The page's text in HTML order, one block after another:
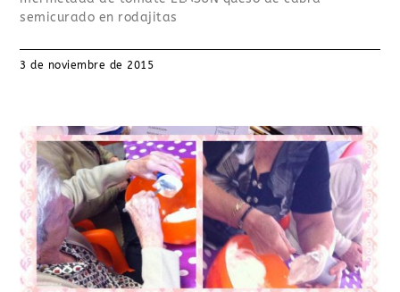
semicurado en rodajitas
3 de noviembre de 2015